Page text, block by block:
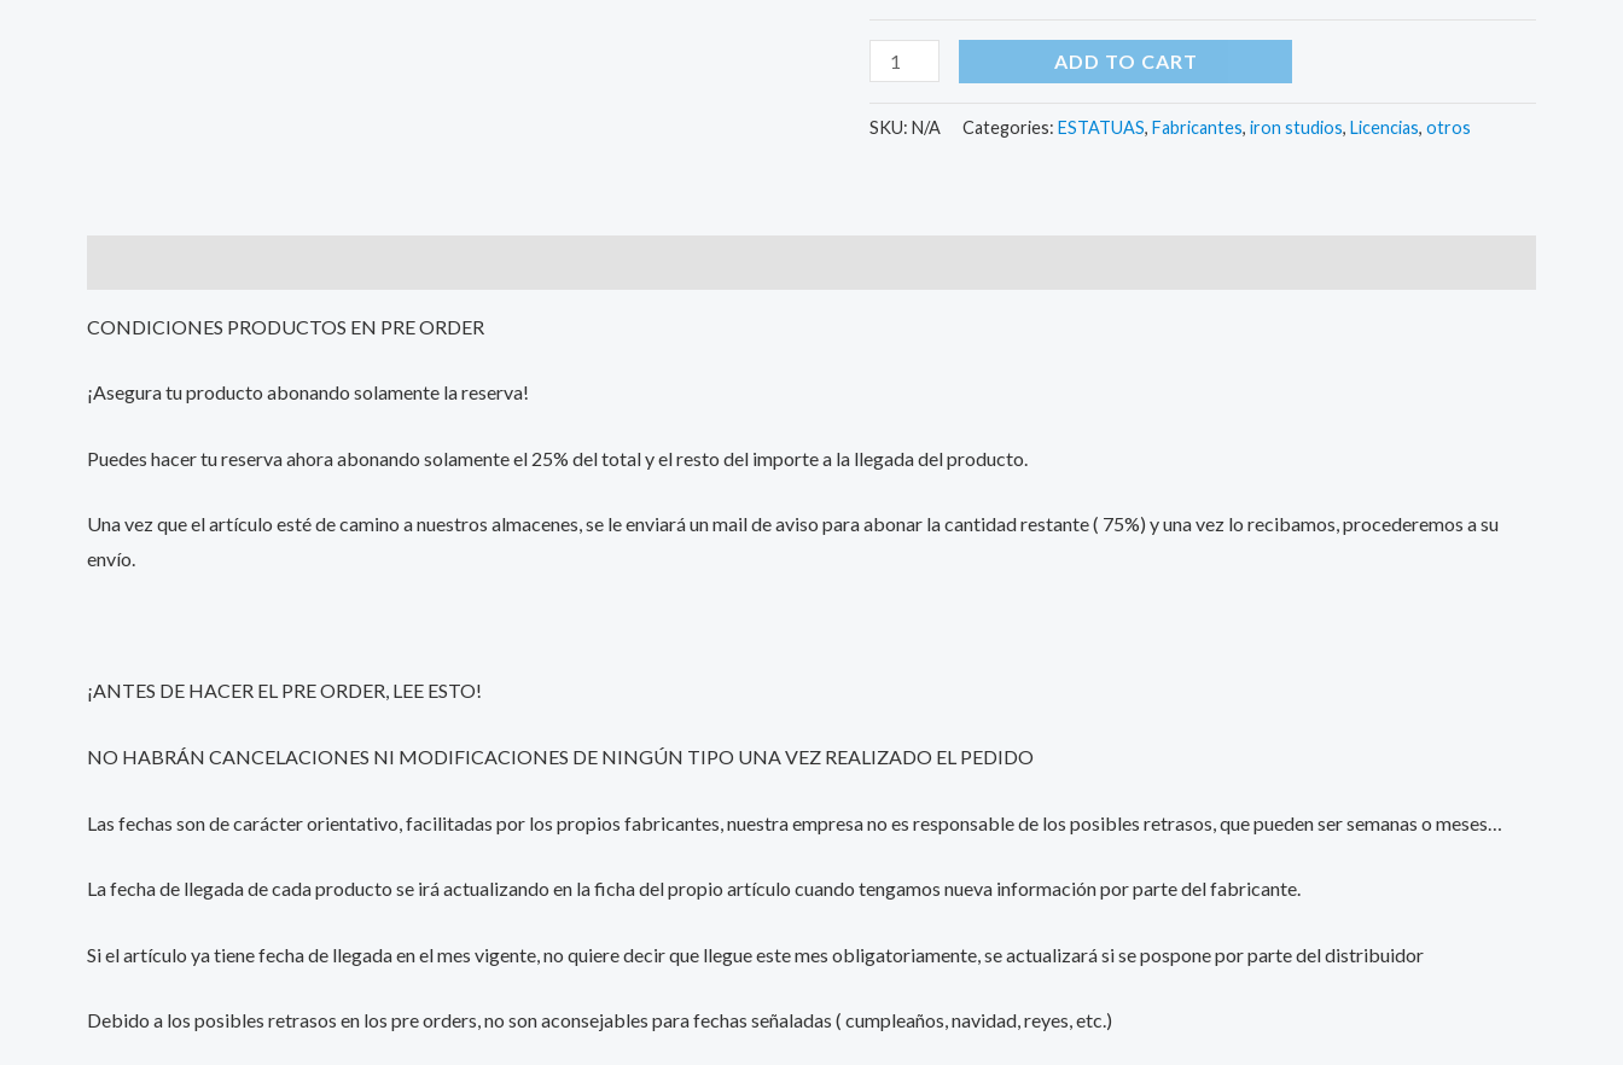
ADD TO CART
SKU: N/A Categories: ESTATUAS, Fabricantes, iron studios, Licencias, otros
CONDICIONES PRODUCTOS EN PRE ORDER
¡Asegura tu producto abonando solamente la reserva!
Puedes hacer tu reserva ahora abonando solamente el 25% del total y el resto del importe a la llegada del producto.
Una vez que el artículo esté de camino a nuestros almacenes, se le enviará un mail de aviso para abonar la cantidad restante ( 75%) y una vez lo recibamos, procederemos a su
envío.
¡ANTES DE HACER EL PRE ORDER, LEE ESTO!
NO HABRÁN CANCELACIONES NI MODIFICACIONES DE NINGÚN TIPO UNA VEZ REALIZADO EL PEDIDO
Las fechas son de carácter orientativo, facilitadas por los propios fabricantes, nuestra empresa no es responsable de los posibles retrasos, que pueden ser semanas o meses…
La fecha de llegada de cada producto se irá actualizando en la ficha del propio artículo cuando tengamos nueva información por parte del fabricante.
Si el artículo ya tiene fecha de llegada en el mes vigente, no quiere decir que llegue este mes obligatoriamente, se actualizará si se pospone por parte del distribuidor
Debido a los posibles retrasos en los pre orders, no son aconsejables para fechas señaladas ( cumpleaños, navidad, reyes, etc.)